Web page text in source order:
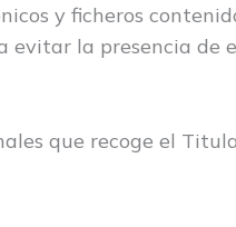
y ficheros
la presencia de
que recoge el